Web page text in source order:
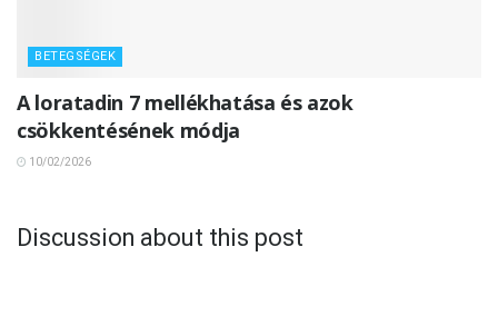
BETEGSÉGEK
A loratadin 7 mellékhatása és azok
csökkentésének módja
10/02/2026
Discussion about this post